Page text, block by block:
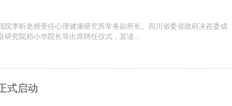
李昕老师受任心理健康研究所常务副所长。四川省委省政府决咨委成
究院郑小华院长等出席聘任仪式，宣读...
式启动